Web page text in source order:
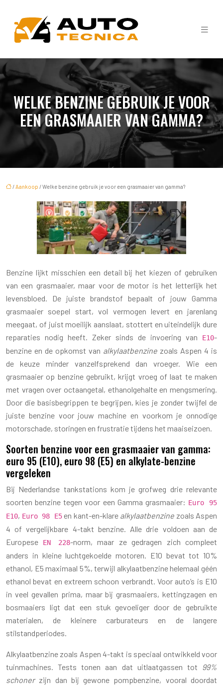
WELKE BENZINE GEBRUIK JE VOOR
EEN GRASMAAIER VAN GAMMA?
/Aankoop / Welke benzine gebruik je voor een grasmaaier van gamma?
Benzine lijkt misschien een detail bij het kiezen of gebruiken
van een grasmaaier, maar voor de motor is het letterlijk het
levensbloed. De juiste brandstof bepaalt of jouw Gamma
grasmaaier soepel start, vol vermogen levert en jarenlang
meegaat, of juist moeilijk aanslaat, stottert en uiteindelijk dure
reparaties nodig heeft. Zeker sinds de invoering van
E10-
benzine en de opkomst van alkylaatbenzine zoals Aspen 4 is
de keuze minder vanzelfsprekend dan vroeger. Wie een
grasmaaier op benzine gebruikt, krijgt vroeg of laat te maken
met vragen over octaangetal, ethanolgehalte en mengsmering.
Door die basisbegrippen te begrijpen, kies je zonder twijfel de
juiste benzine voor jouw machine en voorkom je onnodige
motorschade, storingen en frustratie tijdens het maaiseizoen.
Soorten benzine voor een grasmaaier van gamma:
euro 95 (E10), euro 98 (E5) en alkylate-benzine
vergeleken
Bij Nederlandse tankstations kom je grofweg drie relevante
soorten benzine tegen voor een Gamma grasmaaier: Euro 95
E10, Euro 98 E5en kant-en-klare alkylaatbenzine zoals Aspen
4 of vergelijkbare 4-takt benzine. Alle drie voldoen aan de
Europese
EN 228-norm, maar ze gedragen zich compleet
anders in kleine luchtgekoelde motoren. E10 bevat tot 10%
ethanol, E5 maximaal 5%, terwijl alkylaatbenzine helemaal géén
ethanol bevat en extreem schoon verbrandt. Voor auto’s is E10
in veel gevallen prima, maar bij grasmaaiers, kettingzagen en
bosmaaiers ligt dat een stuk gevoeliger door de gebruikte
materialen, de kleinere carburateurs en de langere
stilstandperiodes.
Alkylaatbenzine zoals Aspen 4-takt is speciaal ontwikkeld voor
tuinmachines. Tests tonen aan dat uitlaatgassen tot 99%
schonerzijn dan bij gewone pompbenzine, vooral doordat